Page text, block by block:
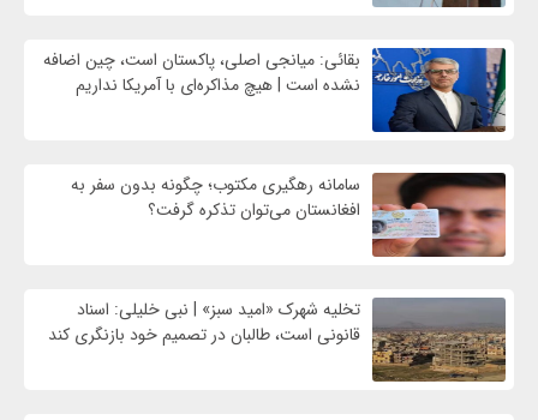
بقائی: میانجی اصلی، پاکستان است، چین اضافه
نشده است | هیچ مذاکره‌ای با آمریکا نداریم
سامانه رهگیری مکتوب؛ چگونه بدون سفر به
افغانستان می‌توان تذکره گرفت؟
تخلیه شهرک «امید سبز» | نبی خلیلی: اسناد
قانونی است، طالبان در تصمیم خود بازنگری کند